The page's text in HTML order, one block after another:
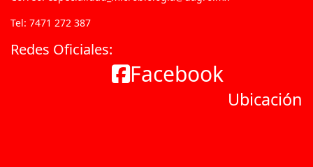
Tel: 7471 272 387
Redes Oficiales:
Facebook
Ubicación